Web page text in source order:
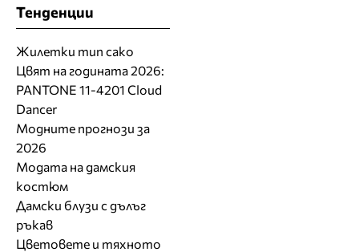
Тенденции
Жилетки тип сако
Цвят на годината 2026:
PANTONE 11-4201 Cloud
Dancer
Модните прогнози за
2026
Модата на дамския
костюм
Дамски блузи с дълъг
ръкав
Цветовете и тяхното